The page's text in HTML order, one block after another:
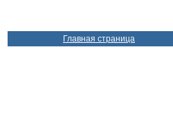
Главная страница